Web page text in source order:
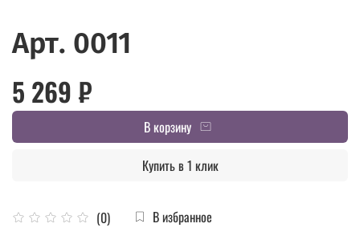
Арт. 0011
(0) В избранное
5 269 ₽
В корзину
Купить в 1 клик